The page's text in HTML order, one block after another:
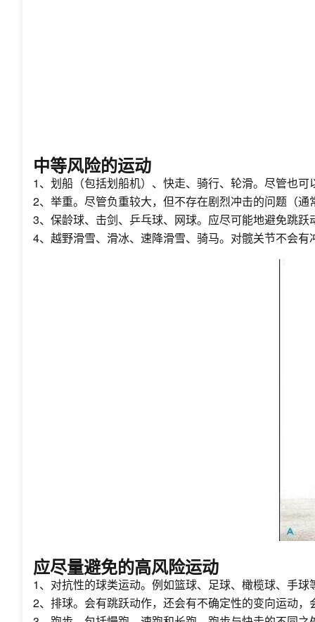
中等风险的运动
1、划船（包括划船机）、快走、骑行、轮滑。尽管也
2、举重。尽管负重较大，但不存在剧烈冲击的问题（
3、保龄球、击剑、乒乓球、网球。应尽可能地避免跳跃
4、越野滑雪、滑冰、速降滑雪、骑马。对髋关节不会有
应尽量避免的高风险运动
1、对抗性的球类运动。例如篮球、足球、橄榄球、手
2、排球。会有跳跃动作，还会有不确定性的变向运动